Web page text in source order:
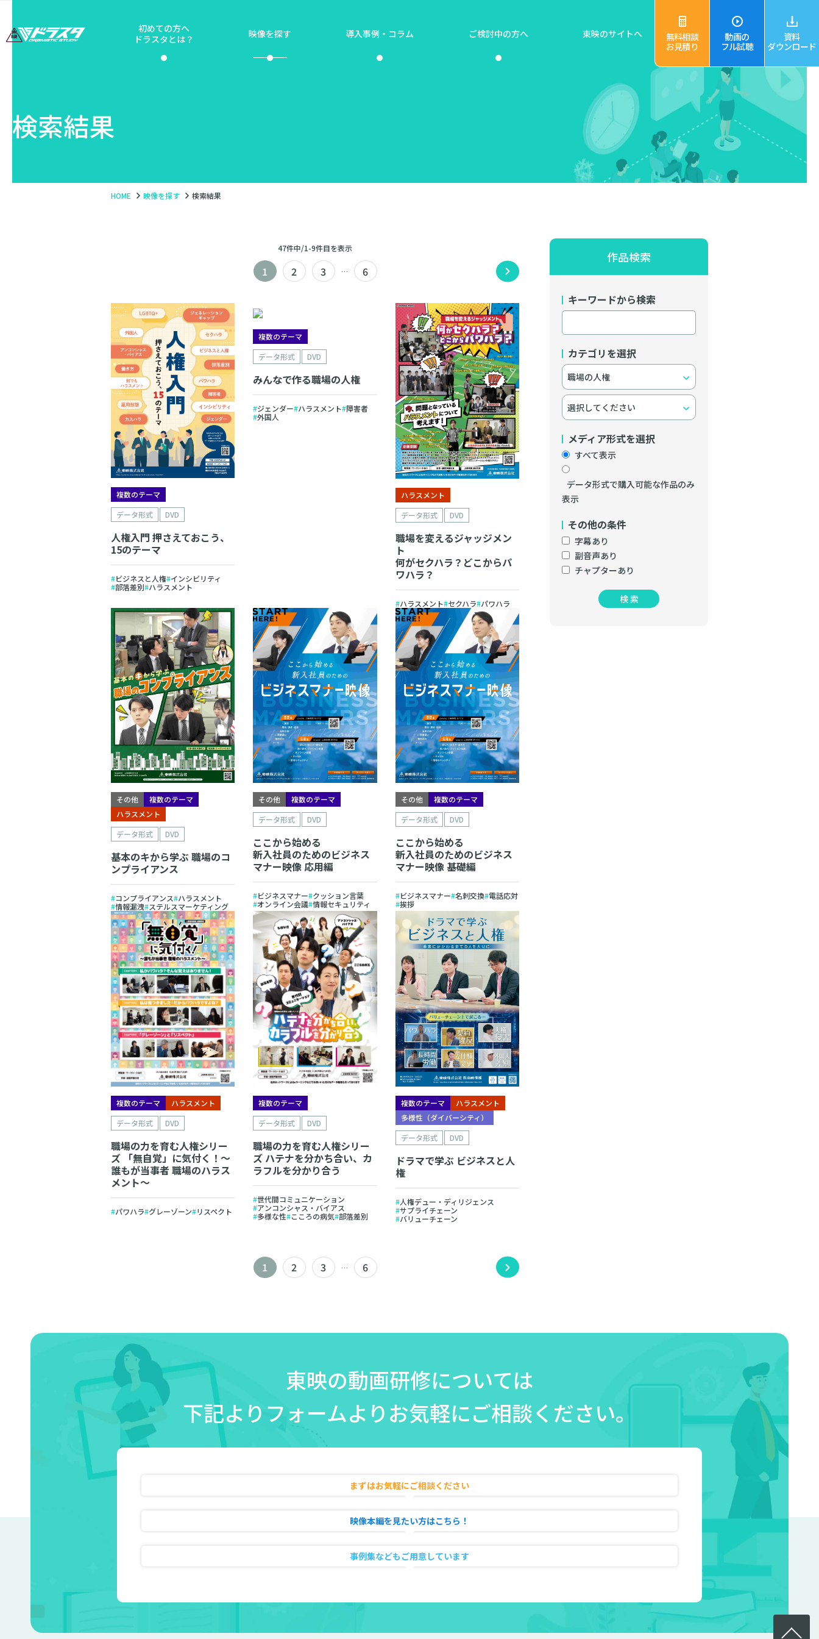
無料相談
お見積り
動画の
フル試聴
資料
ダウンロード
初めての方へ
ドラスタとは？
映像を探す 導入事例・コラム ご検討中の方へ 東映のサイトへ
検索結果
HOME 映像を探す 検索結果
47件中/1-9件目を表示
1 2 3 … 6
複数のテーマ
データ形式
DVD
人権入門 押さえておこう、
15のテーマ
ビジネスと人権 インシビリティ
部落差別 ハラスメント
複数のテーマ
データ形式
DVD
みんなで作る職場の人権
ジェンダー ハラスメント 障害者
外国人
ハラスメント
データ形式
DVD
職場を変えるジャッジメン
ト
何がセクハラ？どこからパ
ワハラ？
ハラスメント セクハラ パワハラ
その他
複数のテーマ
ハラスメント
データ形式
DVD
基本のキから学ぶ 職場のコ
ンプライアンス
コンプライアンス ハラスメント
情報漏洩 ステルスマーケティング
その他
複数のテーマ
データ形式
DVD
ここから始める
新入社員のためのビジネス
マナー映像 応用編
ビジネスマナー クッション言葉
オンライン会議 情報セキュリティ
その他
複数のテーマ
データ形式
DVD
ここから始める
新入社員のためのビジネス
マナー映像 基礎編
ビジネスマナー 名刺交換 電話応対
挨拶
複数のテーマ
ハラスメント
データ形式
DVD
職場の力を育む人権シリー
ズ 「無自覚」に気付く！～
誰もが当事者 職場のハラス
メント～
パワハラ グレーゾーン リスペクト
複数のテーマ
データ形式
DVD
職場の力を育む人権シリー
ズ ハテナを分かち合い、カ
ラフルを分かり合う
世代間コミュニケーション
アンコンシャス・バイアス
多様な性 こころの病気 部落差別
複数のテーマ
ハラスメント
多様性（ダイバーシティ）
データ形式
DVD
ドラマで学ぶ ビジネスと人
権
人権デュー・ディリジェンス
サプライチェーン
バリューチェーン
1 2 3 … 6
作品検索
キーワードから検索
カテゴリを選択
メディア形式を選択
すべて表示
データ形式で購入可能な作品のみ
表示
その他の条件
字幕あり
副音声あり
チャプターあり
検 索
東映の動画研修については
下記よりフォームよりお気軽にご相談ください。
まずはお気軽にご相談ください
映像本編を見たい方はこちら！
事例集などもご用意しています